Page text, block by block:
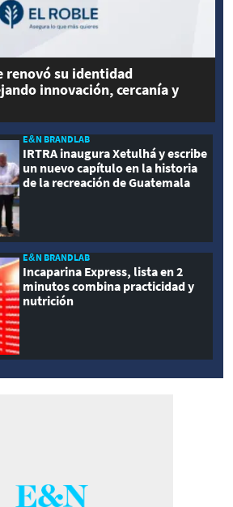
renovó su identidad
innovación, cercanía y
E&N BRANDLAB
IRTRA inaugura Xetulhá y escribe
un nuevo capítulo en la historia
de la recreación de Guatemala
E&N BRANDLAB
Incaparina Express, lista en 2
minutos combina practicidad y
nutrición